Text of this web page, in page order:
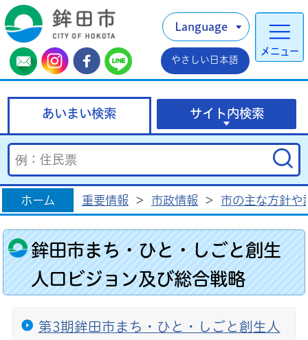
メニュー
Language
やさしい日本語
あいまい検索 サイト内検索
ホーム 重要情報 > 市政情報 > 市の主な方針や
鉾田市まち・ひと・しごと創生
人口ビジョン及び総合戦略
第3期鉾田市まち・ひと・しごと創生人